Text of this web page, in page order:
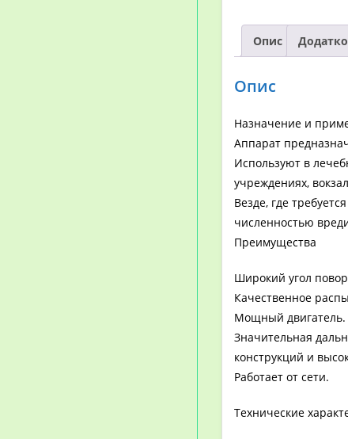
Опис
Опис
Назначение и
Аппарат
Используют в
учреждениях,
Везде, где
численностью
Преимущества
Широкий угол
Качественное
Мощный двигатель.
Значительная
конструкций и
Работает от сети.
Технические